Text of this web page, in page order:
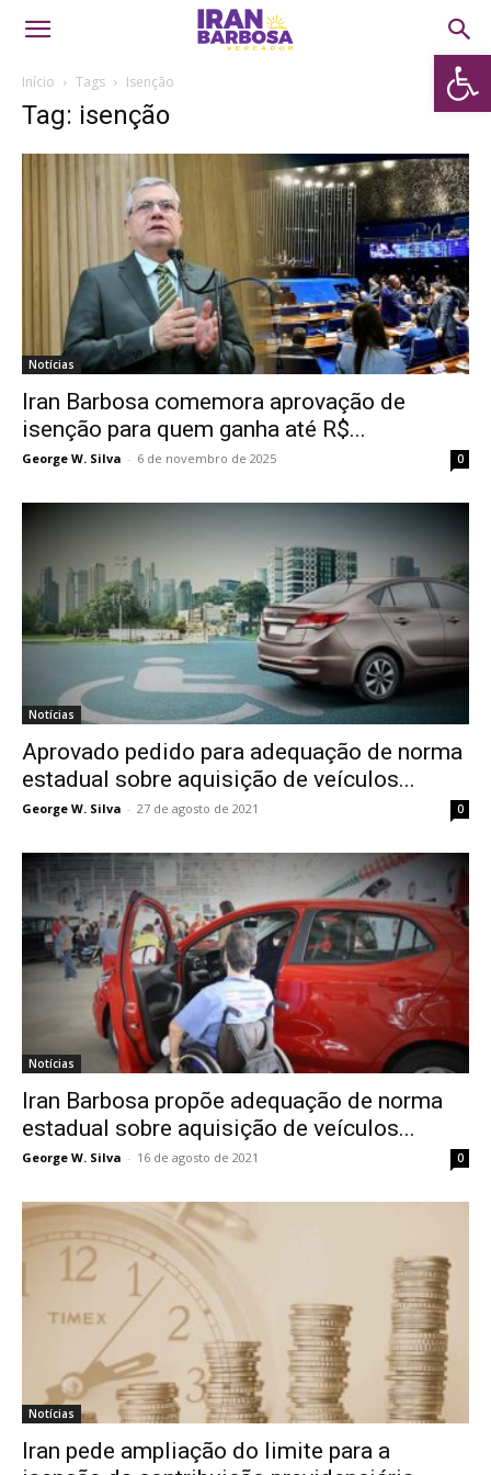
Abrir
Início Tags Isenção
Tag: isenção
Notícias
Iran Barbosa comemora aprovação de
isenção para quem ganha até R$...
George W. Silva - 6 de novembro de 2025 0
Notícias
Aprovado pedido para adequação de norma
estadual sobre aquisição de veículos...
George W. Silva - 27 de agosto de 2021 0
Notícias
Iran Barbosa propõe adequação de norma
estadual sobre aquisição de veículos...
George W. Silva - 16 de agosto de 2021 0
Notícias
Iran pede ampliação do limite para a